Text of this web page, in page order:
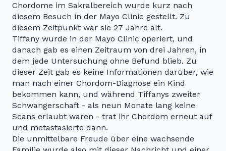
Chordome im Sakralbereich wurde kurz nach
diesem Besuch in der Mayo Clinic gestellt. Zu
diesem Zeitpunkt war sie 27 Jahre alt.
Tiffany wurde in der Mayo Clinic operiert, und
danach gab es einen Zeitraum von drei Jahren, in
dem jede Untersuchung ohne Befund blieb. Zu
dieser Zeit gab es keine Informationen darüber, wie
man nach einer Chordom-Diagnose ein Kind
bekommen kann, und während Tiffanys zweiter
Schwangerschaft - als neun Monate lang keine
Scans erlaubt waren - trat ihr Chordom erneut auf
und metastasierte dann.
Die unmittelbare Freude über eine wachsende